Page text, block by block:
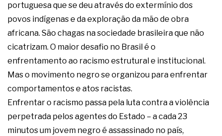
portuguesa que se deu através do extermínio dos
povos indígenas e da exploração da mão de obra
africana. São chagas na sociedade brasileira que não
cicatrizam. O maior desafio no Brasil é o
enfrentamento ao racismo estrutural e institucional.
Mas o movimento negro se organizou para enfrentar
comportamentos e atos racistas.
Enfrentar o racismo passa pela luta contra a violência
perpetrada pelos agentes do Estado – a cada 23
minutos um jovem negro é assassinado no país,